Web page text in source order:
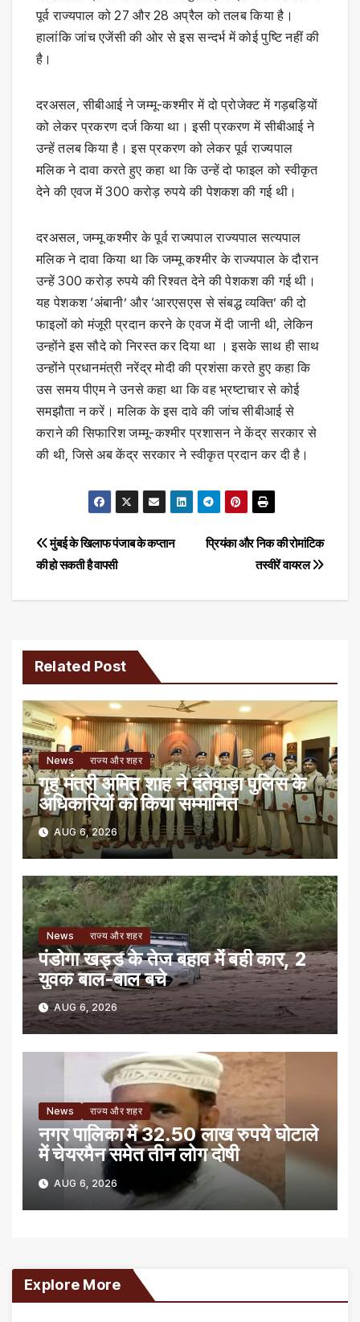
पूर्व राज्यपाल को 27 और 28 अप्रैल को तलब किया है।
हालांकि जांच एजेंसी की ओर से इस सन्दर्भ में कोई पुष्टि नहीं की
है।
दरअसल, सीबीआई ने जम्मू-कश्मीर में दो प्रोजेक्ट में गड़बड़ियों
को लेकर प्रकरण दर्ज किया था। इसी प्रकरण में सीबीआई ने
उन्हें तलब किया है। इस प्रकरण को लेकर पूर्व राज्यपाल
मलिक ने दावा करते हुए कहा था कि उन्हें दो फाइल को स्वीकृत
देने की एवज में 300 करोड़ रुपये की पेशकश की गई थी।
दरअसल, जम्मू कश्मीर के पूर्व राज्यपाल राज्यपाल सत्यपाल
मलिक ने दावा किया था कि जम्मू कश्मीर के राज्यपाल के दौरान
उन्हें 300 करोड़ रुपये की रिश्वत देने की पेशकश की गई थी।
यह पेशकश ‘अंबानी’ और ‘आरएसएस से संबद्ध व्यक्ति’ की दो
फाइलों को मंजूरी प्रदान करने के एवज में दी जानी थी, लेकिन
उन्होंने इस सौदे को निरस्त कर दिया था । इसके साथ ही साथ
उन्होंने प्रधानमंत्री नरेंद्र मोदी की प्रशंसा करते हुए कहा कि
उस समय पीएम ने उनसे कहा था कि वह भ्रष्टाचार से कोई
समझौता न करें। मलिक के इस दावे की जांच सीबीआई से
कराने की सिफारिश जम्मू-कश्मीर प्रशासन ने केंद्र सरकार से
की थी, जिसे अब केंद्र सरकार ने स्वीकृत प्रदान कर दी है।
Post
navigation
प्रियंका और निक की रोमांटिक
तस्वीरें वायरल
मुंबई के खिलाफ पंजाब के कप्तान
की हो सकती है वापसी
Related Post
News राज्य और शहर
गृह मंत्री अमित शाह ने दंतेवाड़ा पुलिस के
अधिकारियों को किया सम्मानित
AUG 6, 2026
News राज्य और शहर
पंडोगा खड्ड के तेज बहाव में बही कार, 2
युवक बाल-बाल बचे
AUG 6, 2026
News राज्य और शहर
नगर पालिका में 32.50 लाख रुपये घोटाले
में चेयरमैन समेत तीन लोग दोषी
AUG 6, 2026
Explore More